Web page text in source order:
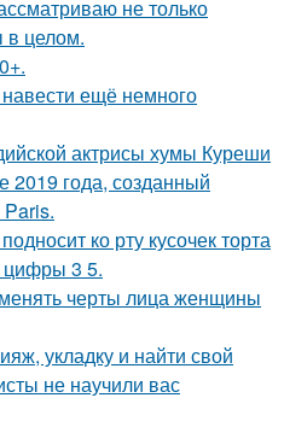
не только
в целом.
ещё немного
актрисы хумы Куреши
2019 года, созданный
ко рту кусочек торта
3 5.
черты лица женщины
укладку и найти свой
не научили вас